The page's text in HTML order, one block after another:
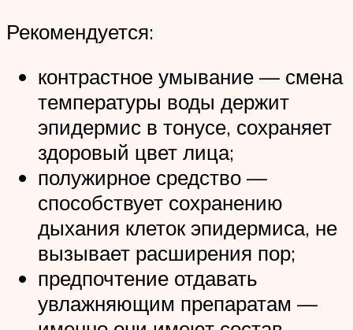
Рекомендуется:
контрастное умывание — смена
температуры воды держит
эпидермис в тонусе, сохраняет
здоровый цвет лица;
полужирное средство —
способствует сохранению
дыхания клеток эпидермиса, не
вызывает расширения пор;
предпочтение отдавать
увлажняющим препаратам —